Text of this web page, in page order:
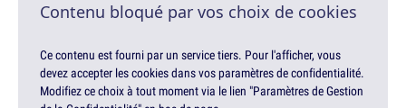
Contenu bloqué par vos choix de cookies
Ce contenu est fourni par un service tiers. Pour l'afficher, vous
devez accepter les cookies dans vos paramètres de confidentialité.
Modifiez ce choix à tout moment via le lien "Paramètres de Gestion